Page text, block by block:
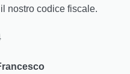
nostro codice fiscale.